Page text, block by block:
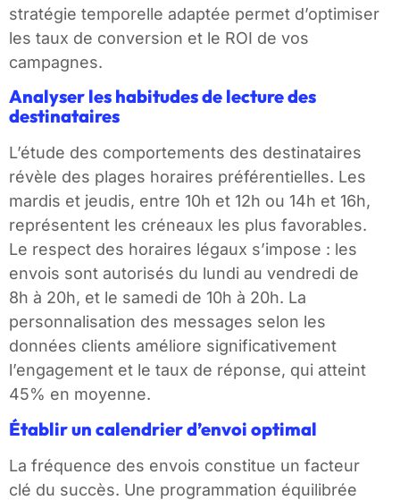
stratégie temporelle adaptée permet d’optimiser
les taux de conversion et le ROI de vos
campagnes.
Analyser les habitudes de lecture des
destinataires
L’étude des comportements des destinataires
révèle des plages horaires préférentielles. Les
mardis et jeudis, entre 10h et 12h ou 14h et 16h,
représentent les créneaux les plus favorables.
Le respect des horaires légaux s’impose : les
envois sont autorisés du lundi au vendredi de
8h à 20h, et le samedi de 10h à 20h. La
personnalisation des messages selon les
données clients améliore significativement
l’engagement et le taux de réponse, qui atteint
45% en moyenne.
Établir un calendrier d’envoi optimal
La fréquence des envois constitue un facteur
clé du succès. Une programmation équilibrée